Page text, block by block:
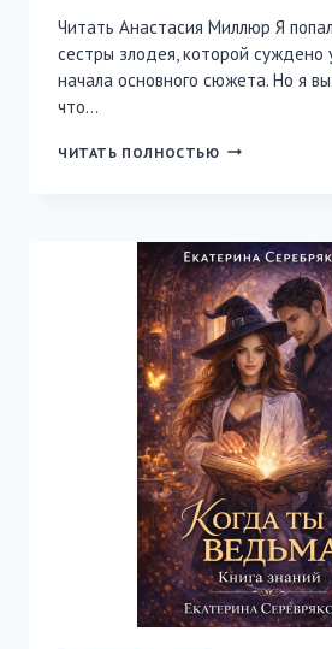
Читать Анастасия Миллюр Я
сестры злодея, которой
начала основного сюжета. Но я
что…
ЧИТАТЬ ПОЛНОСТЬЮ Я